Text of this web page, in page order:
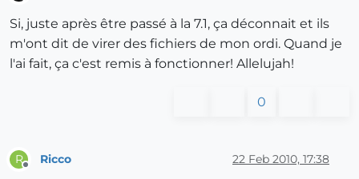
Si, juste après être passé à la 7.1, ça déconnait et ils
m'ont dit de virer des fichiers de mon ordi. Quand je
l'ai fait, ça c'est remis à fonctionner! Allelujah!
0
R Ricco 22 Feb 2010, 17:38